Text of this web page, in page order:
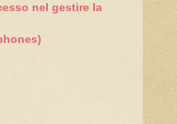
nel gestire la